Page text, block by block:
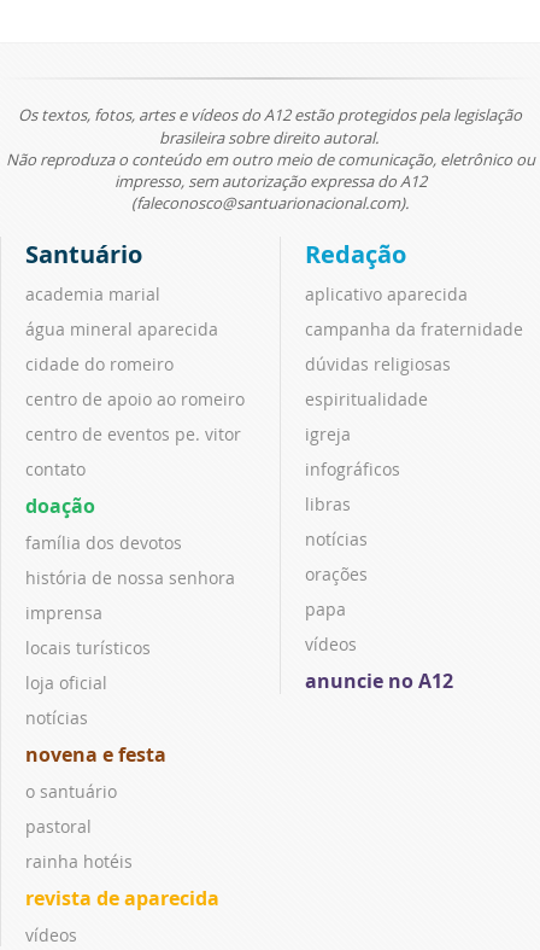
Os textos, fotos, artes e vídeos do A12 estão protegidos pela legislação
brasileira sobre direito autoral.
Não reproduza o conteúdo em outro meio de comunicação, eletrônico ou
impresso, sem autorização expressa do A12
(faleconosco@santuarionacional.com).
Santuário
academia marial
água mineral aparecida
cidade do romeiro
centro de apoio ao romeiro
centro de eventos pe. vitor
contato
doação
família dos devotos
história de nossa senhora
imprensa
locais turísticos
loja oficial
notícias
novena e festa
o santuário
pastoral
rainha hotéis
revista de aparecida
vídeos
Redação
aplicativo aparecida
campanha da fraternidade
dúvidas religiosas
espiritualidade
igreja
infográficos
libras
notícias
orações
papa
vídeos
anuncie no A12